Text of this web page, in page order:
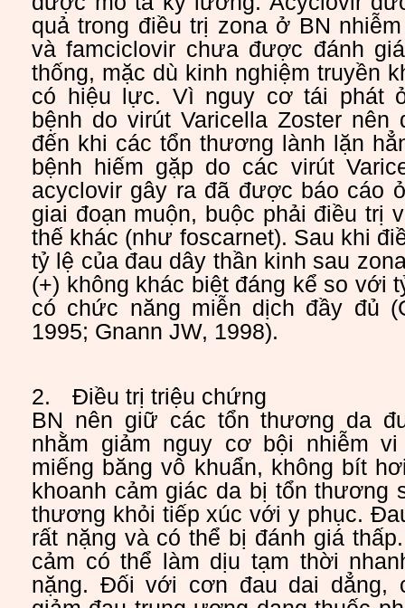
quả trong điều trị zona ở BN
và famciclovir chưa được đánh
thống, mặc dù kinh nghiệm truyền
có hiệu lực. Vì nguy cơ tái phát
bệnh do virút Varicella Zoster
đến khi các tổn thương lành lặn
bệnh hiếm gặp do các virút
acyclovir gây ra đã được báo cáo
giai đoạn muộn, buộc phải điều trị
thế khác (như foscarnet). Sau khi
tỷ lệ của đau dây thần kinh sau
(+) không khác biệt đáng kể so với
có chức năng miễn dịch đầy đủ
1995; Gnann JW, 1998).
2.
Điều trị triệu chứng
BN nên giữ các tổn thương da
nhằm giảm nguy cơ bội nhiễm
miếng băng vô khuẩn, không bít
khoanh cảm giác da bị tổn thương
thương khỏi tiếp xúc với y phục.
rất nặng và có thể bị đánh giá
cảm có thể làm dịu tạm thời
nặng. Đối với cơn đau dai dẳng,